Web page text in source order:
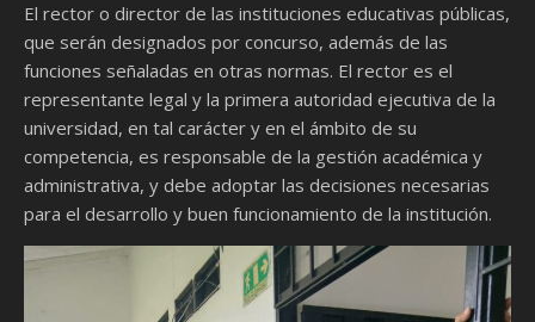
El rector o director de las instituciones educativas públicas,
que serán designados por concurso, además de las
funciones señaladas en otras normas. El rector es el
representante legal y la primera autoridad ejecutiva de la
universidad, en tal carácter y en el ámbito de su
competencia, es responsable de la gestión académica y
administrativa, y debe adoptar las decisiones necesarias
para el desarrollo y buen funcionamiento de la institución.